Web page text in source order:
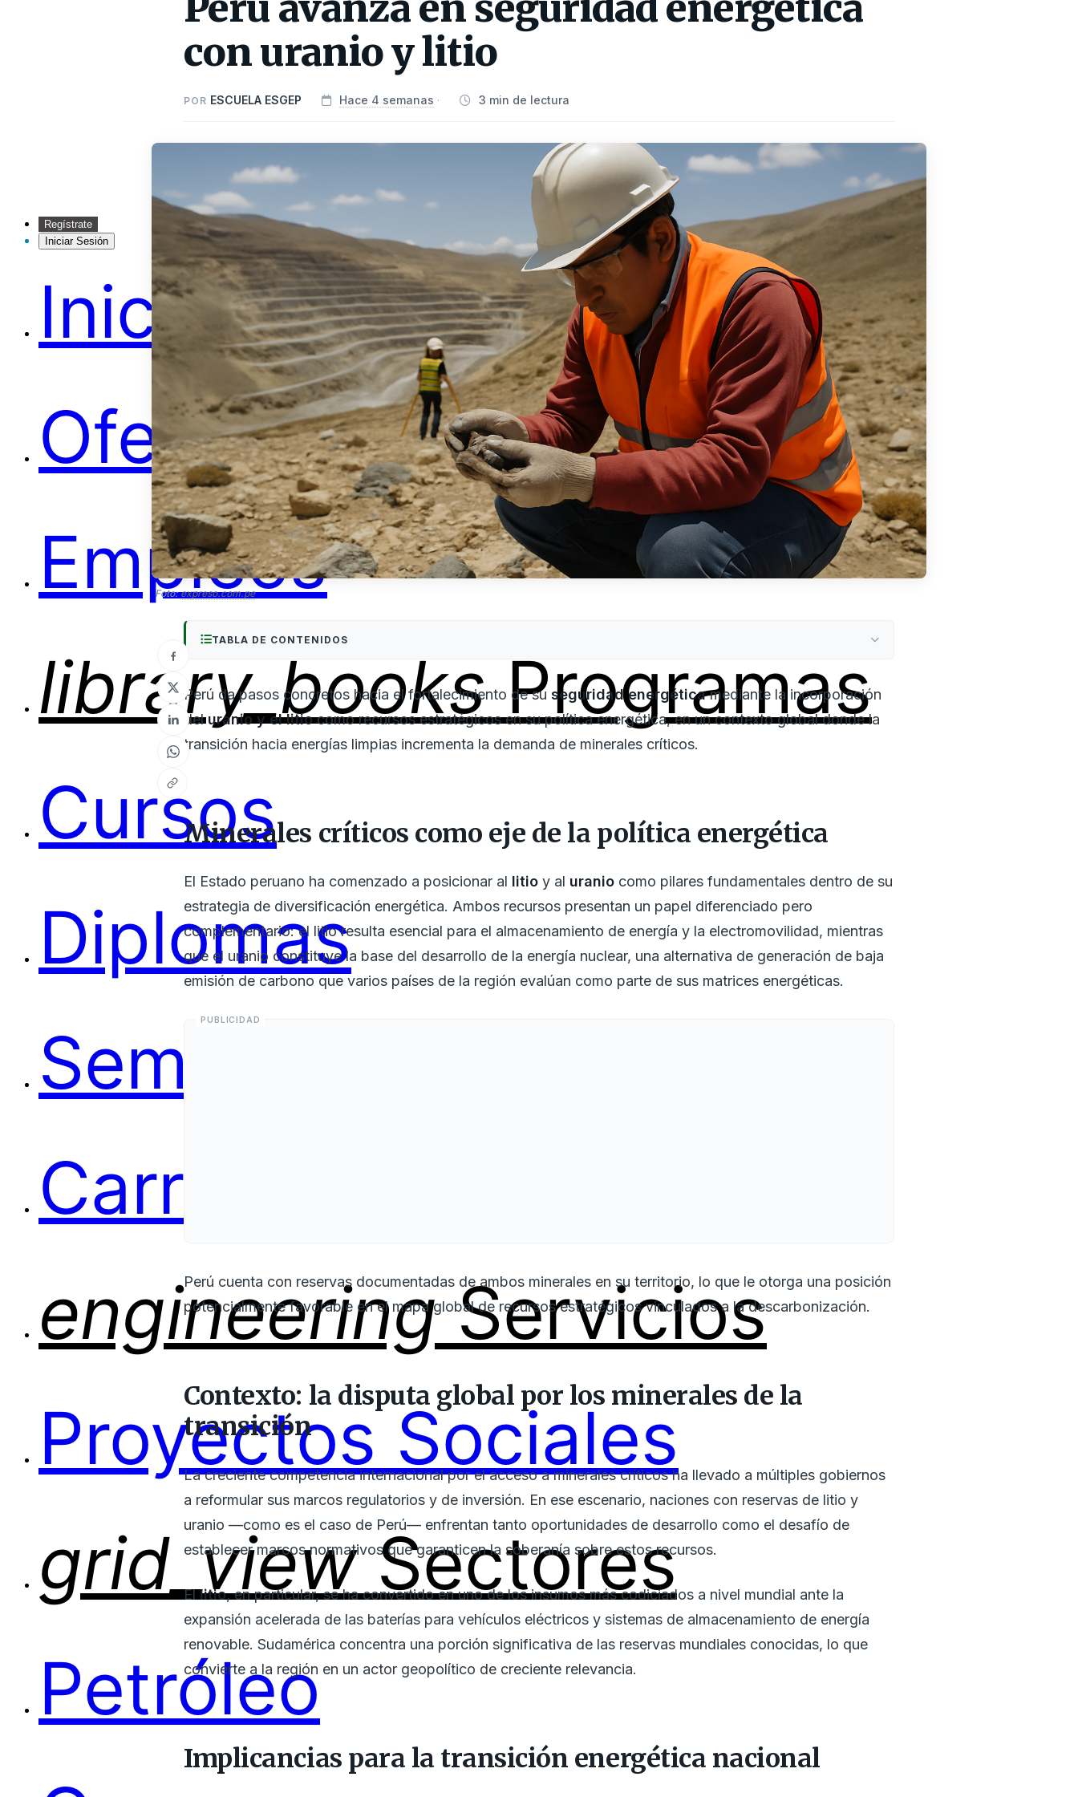
Regístrate
Iniciar Sesión
Inicio
Ofertas
Empleos
library_books Programas
Cursos
Diplomas
Seminarios
Carreras
engineering Servicios
Proyectos Sociales
grid_view Sectores
Petróleo
con uranio y litio
POR ESCUELA ESGEP Hace 4 semanas · 3 min de lectura
Foto:expreso.com.pe
TABLA DE CONTENIDOS
Perú da pasos concretos hacia el fortalecimiento de suseguridad energéticamediante la incorporación
deluranio y el litiocomo recursos estratégicos en su política energética, en un contexto global donde la
transición hacia energías limpias incrementa la demanda de minerales críticos.
Minerales críticos como eje de la política energética
El Estado peruano ha comenzado a posicionar al litio y al uranio como pilares fundamentales dentro de su
estrategia de diversificación energética. Ambos recursos presentan un papel diferenciado pero
complementario: el litio resulta esencial para el almacenamiento de energía y la electromovilidad, mientras
que el uranio constituye la base del desarrollo de la energía nuclear, una alternativa de generación de baja
emisión de carbono que varios países de la región evalúan como parte de sus matrices energéticas.
Perú cuenta con reservas documentadas de ambos minerales en su territorio, lo que le otorga una posición
potencialmente favorable en el mapa global de recursos estratégicos vinculados a la descarbonización.
Contexto: la disputa global por los minerales de la
transición
La creciente competencia internacional por el acceso a minerales críticos ha llevado a múltiples gobiernos
a reformular sus marcos regulatorios y de inversión. En ese escenario, naciones con reservas de litio y
uranio —como es el caso de Perú— enfrentan tanto oportunidades de desarrollo como el desafío de
establecer marcos normativos que garanticen la soberanía sobre estos recursos.
Ellitio, en particular, se ha convertido en uno de los insumos más codiciados a nivel mundial ante la
expansión acelerada de las baterías para vehículos eléctricos y sistemas de almacenamiento de energía
renovable. Sudamérica concentra una porción significativa de las reservas mundiales conocidas, lo que
convierte a la región en un actor geopolítico de creciente relevancia.
Implicancias para la transición energética nacional